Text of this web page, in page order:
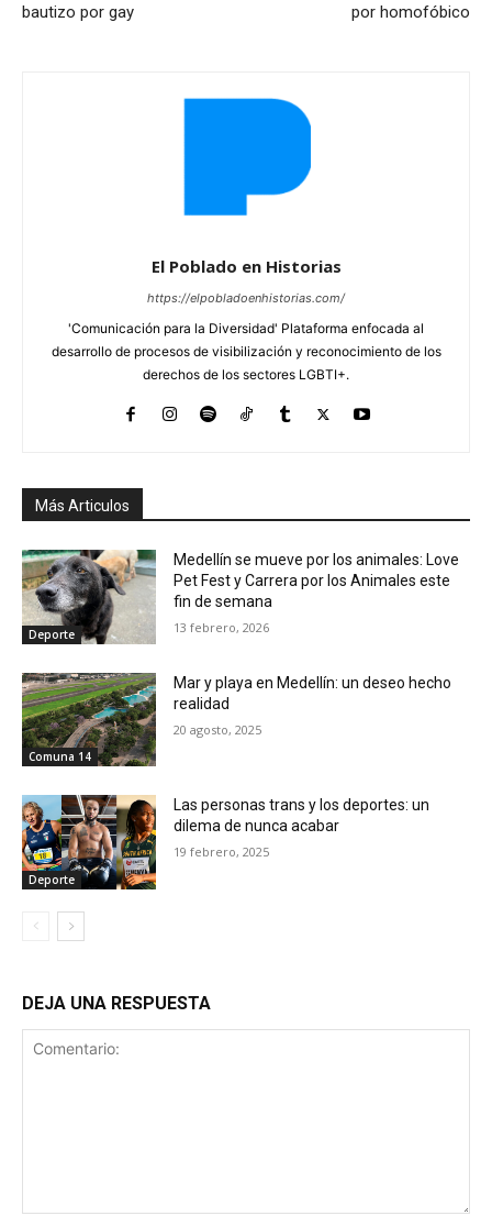
bautizo por gay
por homofóbico
El Poblado en Historias
https://elpobladoenhistorias.com/
'Comunicación para la Diversidad' Plataforma enfocada al
desarrollo de procesos de visibilización y reconocimiento de los
derechos de los sectores LGBTI+.
Más Articulos
Deporte
Medellín se mueve por los animales: Love
Pet Fest y Carrera por los Animales este
fin de semana
13 febrero, 2026
Comuna 14
Mar y playa en Medellín: un deseo hecho
realidad
20 agosto, 2025
Deporte
Las personas trans y los deportes: un
dilema de nunca acabar
19 febrero, 2025
DEJA UNA RESPUESTA